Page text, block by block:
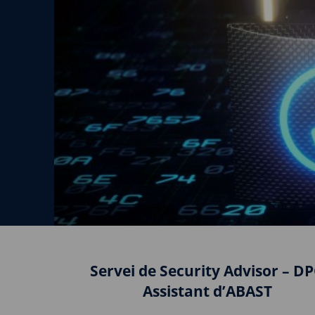
Servei de Security Advisor –
Assistant d’ABAST